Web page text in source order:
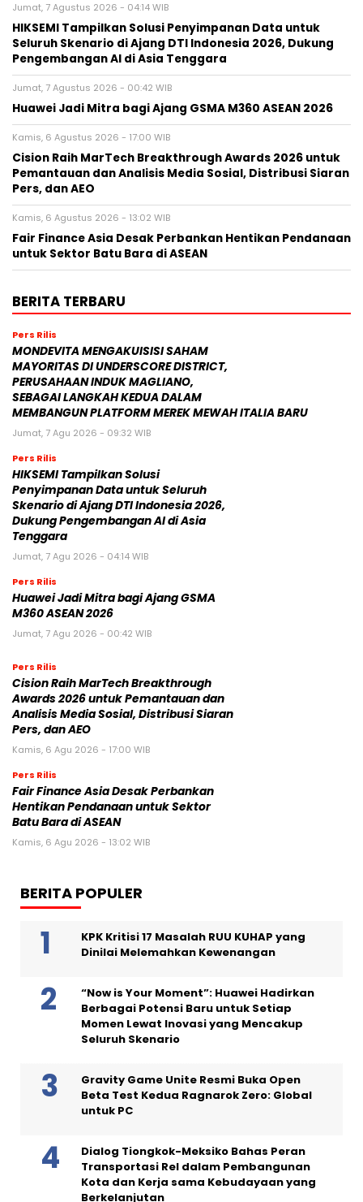
Jumat, 7 Agustus 2026 - 04:14 WIB
HIKSEMI Tampilkan Solusi Penyimpanan Data untuk
Seluruh Skenario di Ajang DTI Indonesia 2026, Dukung
Pengembangan AI di Asia Tenggara
Jumat, 7 Agustus 2026 - 00:42 WIB
Huawei Jadi Mitra bagi Ajang GSMA M360 ASEAN 2026
Kamis, 6 Agustus 2026 - 17:00 WIB
Cision Raih MarTech Breakthrough Awards 2026 untuk
Pemantauan dan Analisis Media Sosial, Distribusi Siaran
Pers, dan AEO
Kamis, 6 Agustus 2026 - 13:02 WIB
Fair Finance Asia Desak Perbankan Hentikan Pendanaan
untuk Sektor Batu Bara di ASEAN
BERITA TERBARU
Pers Rilis
MONDEVITA MENGAKUISISI SAHAM
MAYORITAS DI UNDERSCORE DISTRICT,
PERUSAHAAN INDUK MAGLIANO,
SEBAGAI LANGKAH KEDUA DALAM
MEMBANGUN PLATFORM MEREK MEWAH ITALIA BARU
Jumat, 7 Agu 2026 - 09:32 WIB
Pers Rilis
HIKSEMI Tampilkan Solusi
Penyimpanan Data untuk Seluruh
Skenario di Ajang DTI Indonesia 2026,
Dukung Pengembangan AI di Asia
Tenggara
Jumat, 7 Agu 2026 - 04:14 WIB
Pers Rilis
Huawei Jadi Mitra bagi Ajang GSMA
M360 ASEAN 2026
Jumat, 7 Agu 2026 - 00:42 WIB
Pers Rilis
Cision Raih MarTech Breakthrough
Awards 2026 untuk Pemantauan dan
Analisis Media Sosial, Distribusi Siaran
Pers, dan AEO
Kamis, 6 Agu 2026 - 17:00 WIB
Pers Rilis
Fair Finance Asia Desak Perbankan
Hentikan Pendanaan untuk Sektor
Batu Bara di ASEAN
Kamis, 6 Agu 2026 - 13:02 WIB
BERITA POPULER
KPK Kritisi 17 Masalah RUU KUHAP yang
Dinilai Melemahkan Kewenangan
“Now is Your Moment”: Huawei Hadirkan
Berbagai Potensi Baru untuk Setiap
Momen Lewat Inovasi yang Mencakup
Seluruh Skenario
Gravity Game Unite Resmi Buka Open
Beta Test Kedua Ragnarok Zero: Global
untuk PC
Dialog Tiongkok-Meksiko Bahas Peran
Transportasi Rel dalam Pembangunan
Kota dan Kerja sama Kebudayaan yang
Berkelanjutan